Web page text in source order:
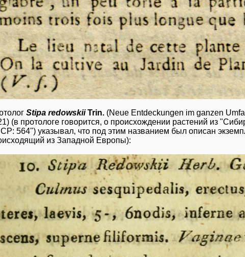
Stipa redowskiiTrin. (Neue Entdeckungen im ganzen
(в протологе говорится, о происхождении растений из
564") указывал, что под этим названием был описан
из Западной Европы):